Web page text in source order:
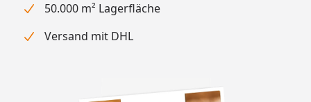
50.000 m² Lagerfläche
Versand mit DHL